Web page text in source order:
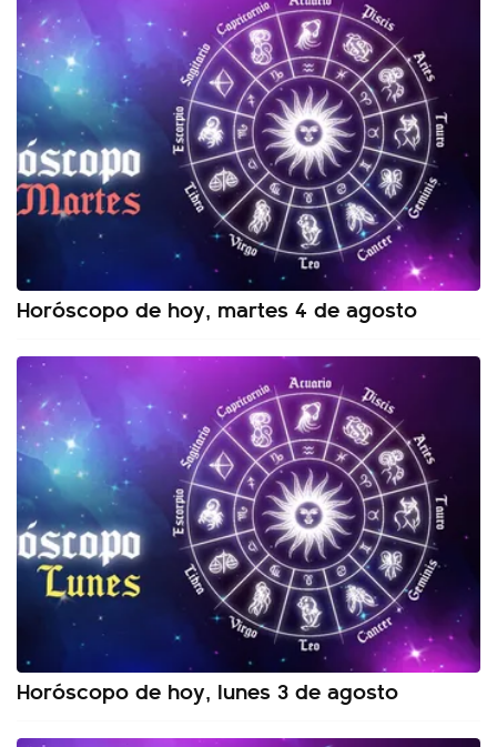
Horóscopo de hoy, martes 4 de agosto
Horóscopo de hoy, lunes 3 de agosto